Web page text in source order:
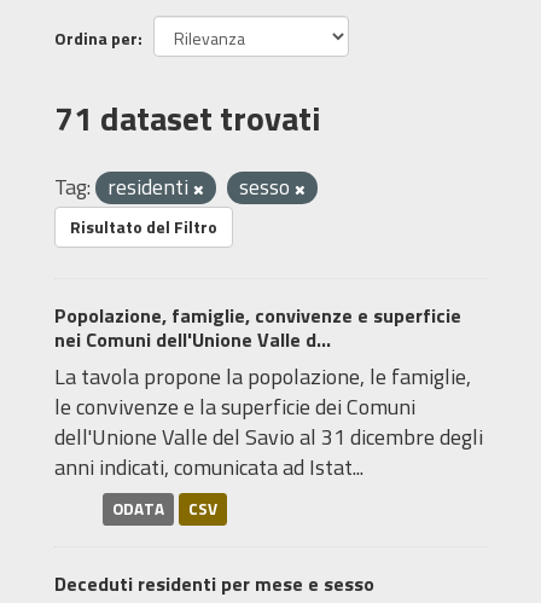
Ordina per
71 dataset trovati
Tag: residenti sesso
Risultato del Filtro
Popolazione, famiglie, convivenze e superficie
nei Comuni dell'Unione Valle d...
La tavola propone la popolazione, le famiglie,
le convivenze e la superficie dei Comuni
dell'Unione Valle del Savio al 31 dicembre degli
anni indicati, comunicata ad Istat...
ODATA CSV
Deceduti residenti per mese e sesso